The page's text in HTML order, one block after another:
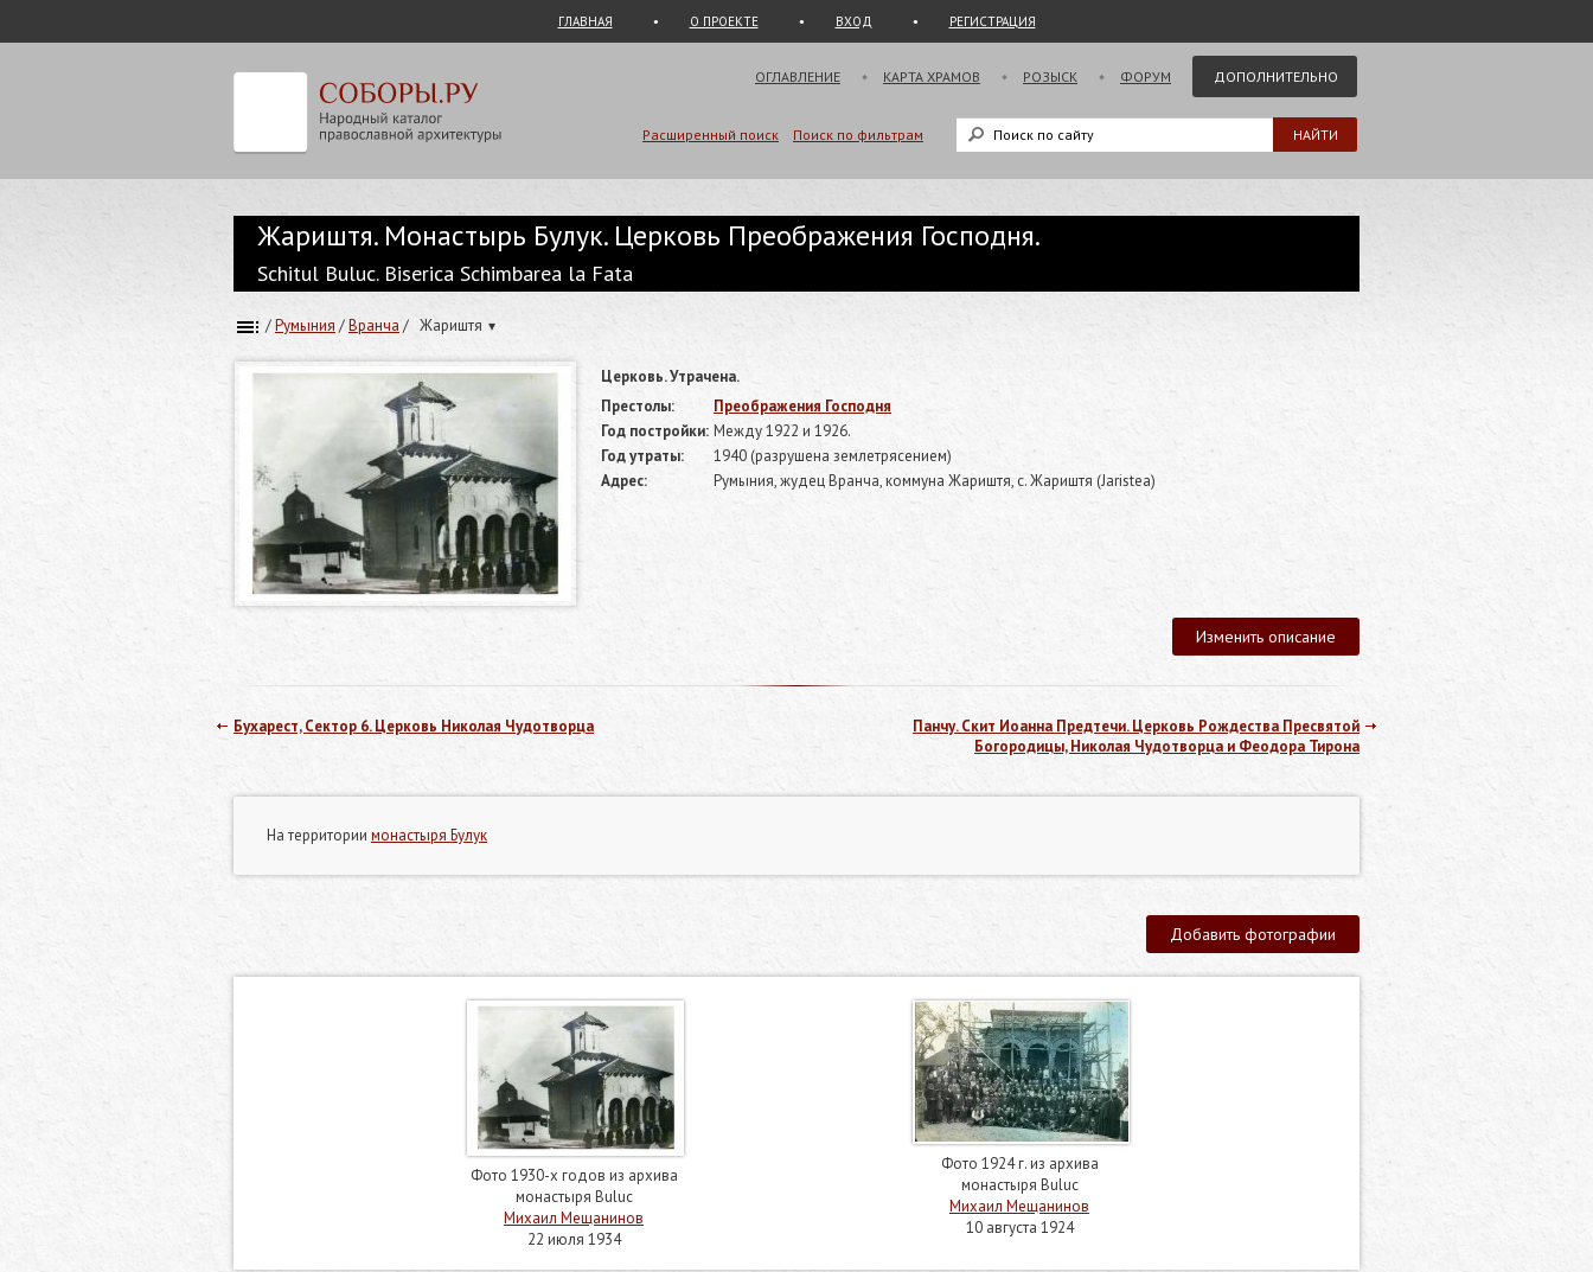
ГЛАВНАЯ О ПРОЕКТЕ ВХОД РЕГИСТРАЦИЯ
ОГЛАВЛЕНИЕ КАРТА ХРАМОВ РОЗЫСК ФОРУМ ДОПОЛНИТЕЛЬНО
Расширенный поиск Поиск по фильтрам
Жариштя. Монастырь Булук. Церковь Преображения Господня.
Schitul Buluc. Biserica Schimbarea la Fata
/Румыния /Вранча / Жариштя ▾
Церковь. Утрачена.
Престолы:
Преображения Господня
Год постройки: Между 1922 и 1926.
Год утраты:
1940 (разрушена землетрясением)
Адрес:
Румыния, жудец Вранча, коммуна Жариштя, с. Жариштя (Jaristea)
Изменить описание
Панчу. Скит Иоанна Предтечи. Церковь Рождества Пресвятой
Богородицы, Николая Чудотворца и Феодора Тирона
Бухарест, Сектор 6. Церковь Николая Чудотворца
На территории монастыря Булук
Добавить фотографии
Фото 1930-х годов из архива
монастыря Buluc
Михаил Мещанинов
22 июля 1934
Фото 1924 г. из архива
монастыря Buluc
Михаил Мещанинов
10 августа 1924